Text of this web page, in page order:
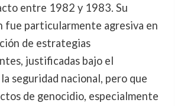
entre 1982 y 1983. Su
fue particularmente agresiva en
de estrategias
justificadas bajo el
seguridad nacional, pero que
de genocidio, especialmente